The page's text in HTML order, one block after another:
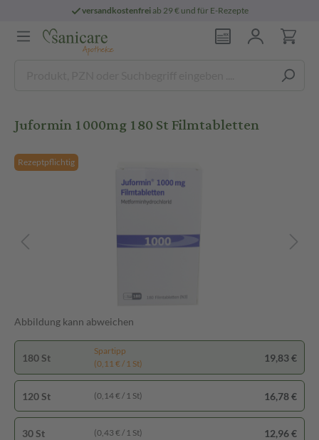
versandkostenfreiab 29 € und für E-Rezepte
Juformin 1000mg 180 St Filmtabletten
Rezeptpflichtig
Abbildung kann abweichen
180 St
Spartipp
(0,11 € / 1 St)
19,83 €
120 St (0,14 € / 1 St) 16,78 €
30 St (0,43 € / 1 St) 12,96 €